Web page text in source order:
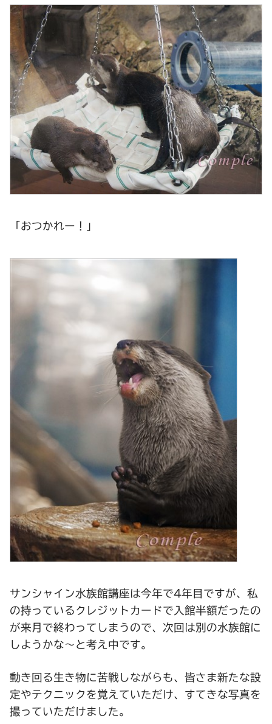
「おつかれー！」
サンシャイン水族館講座は今年で4年目ですが、私
の持っているクレジットカードで入館半額だったの
が来月で終わってしまうので、次回は別の水族館に
しようかな～と考え中です。
動き回る生き物に苦戦しながらも、皆さま新たな設
定やテクニックを覚えていただけ、すてきな写真を
撮っていただけました。